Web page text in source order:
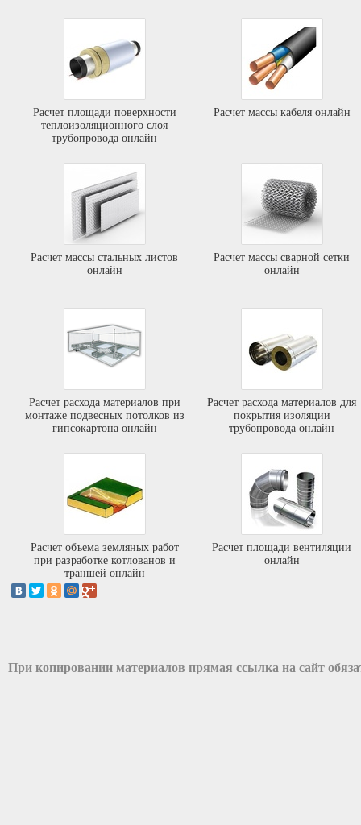
Расчет площади поверхности
теплоизоляционного слоя
трубопровода онлайн
Расчет массы кабеля онлайн
Расчет массы стальных листов
онлайн
Расчет массы сварной сетки
онлайн
Расчет расхода материалов при
монтаже подвесных потолков из
гипсокартона онлайн
Расчет расхода материалов для
покрытия изоляции
трубопровода онлайн
Расчет объема земляных работ
при разработке котлованов и
траншей онлайн
Расчет площади вентиляции
онлайн
При копировании материалов прямая ссылка на сайт